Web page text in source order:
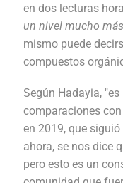
en dos lecturas
un nivel mucho
mismo puede
compuestos
Según Hadayia, "es
comparaciones
en 2019, que
ahora, se nos dice
pero esto es un